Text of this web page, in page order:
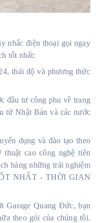
nhấc điện thoại gọi ngay
tốt nhất:
thái độ và phương thức
đầu tư công phu về trang
từ Nhật Bản và các nước
dụng và đào tạo theo
cao công nghệ tiên
hàng những trải nghiệm
NHẤT - THỜI GIAN
Garage Quang Đức, bạn
theo gói của chúng tôi.